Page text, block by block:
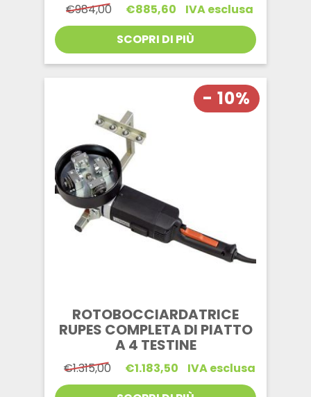
€984,00 Il
prezzo
originale
era:
€984,00.
€885,60
Il
prezzo
attuale
è:
€885,60.
IVA esclusa
SCOPRI DI PIÙ
- 10%
ROTOBOCCIARDATRICE
RUPES COMPLETA DI PIATTO
A 4 TESTINE
€1.315,00 Il
prezzo
originale
€1.183,50
Il
prezzo
attuale
IVA esclusa